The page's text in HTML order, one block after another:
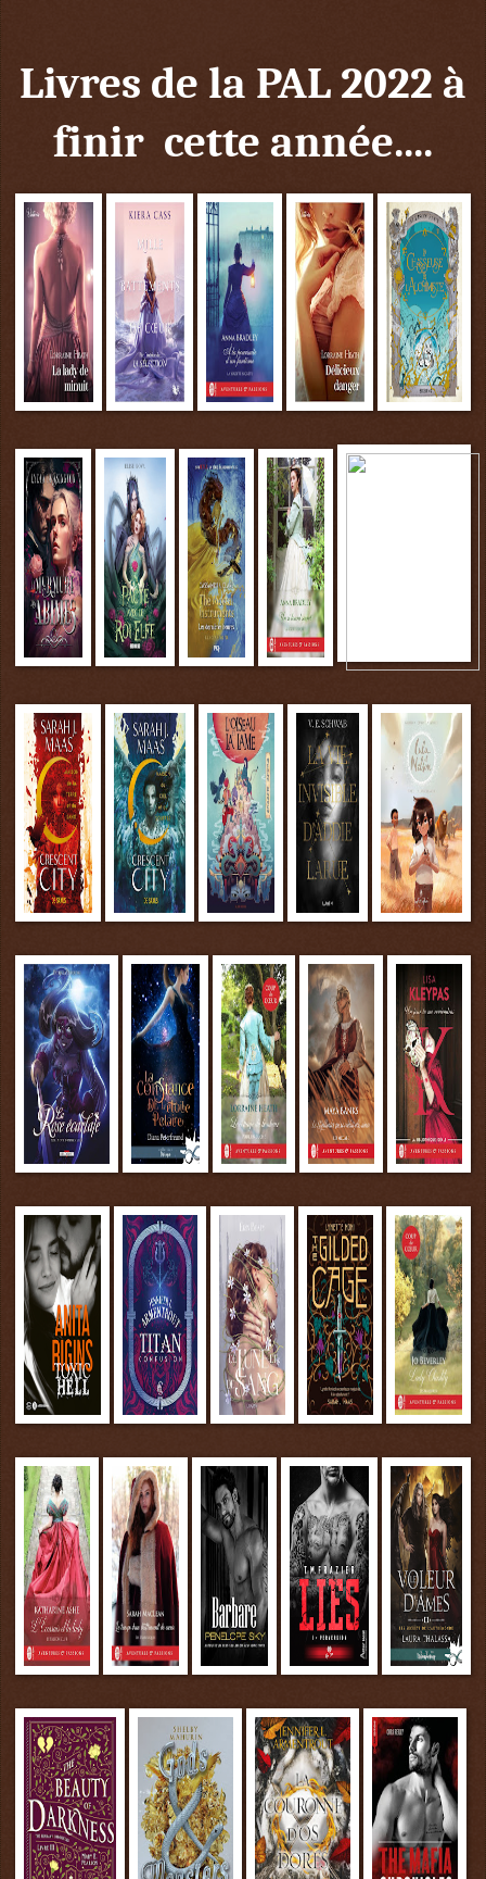
Livres de la PAL 2022 à
finir cette année....